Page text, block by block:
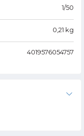
1/50
0,21 kg
4019576054757